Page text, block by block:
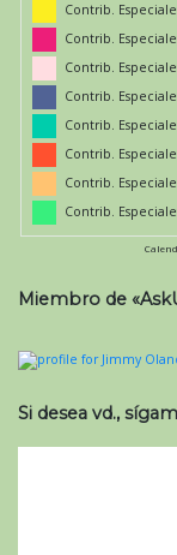
Contrib.
Contrib.
Contrib.
Contrib.
Contrib.
Contrib.
Contrib.
Contrib.
Miembro de
Si desea vd.,